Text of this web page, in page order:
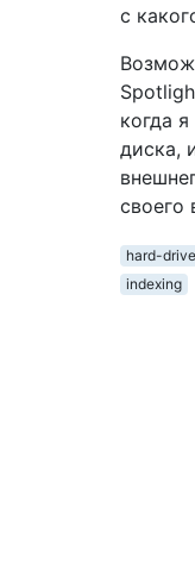
с
когда
диска,
своего
hard-drive
indexing